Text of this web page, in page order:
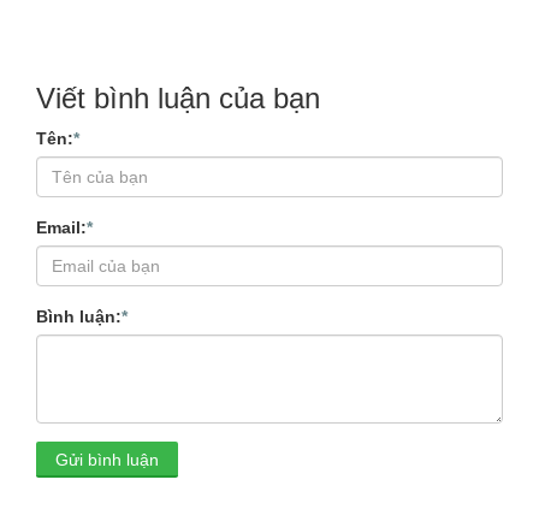
Viết bình luận của bạn
Tên:*
Email:*
Bình luận:*
Gửi bình luận